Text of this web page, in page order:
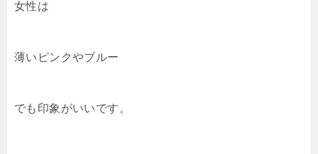
女性は
薄いピンクやブルー
でも印象がいいです。